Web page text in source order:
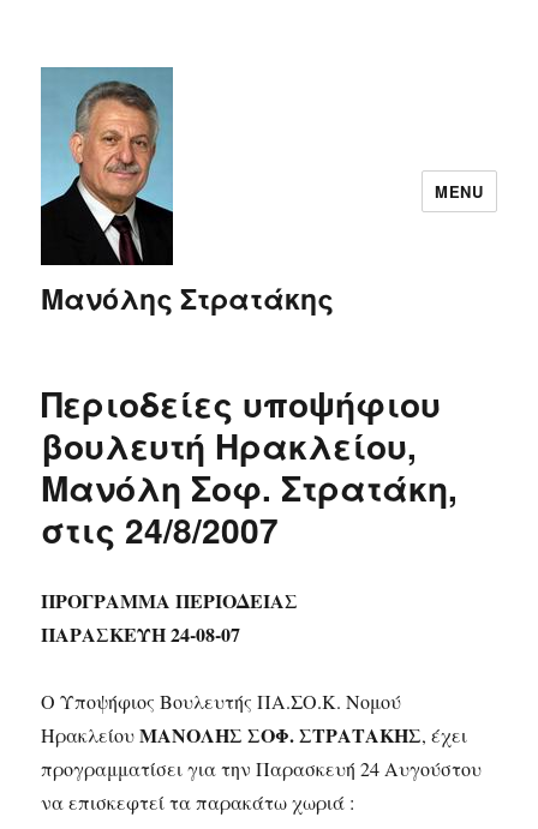
Μανόλης Στρατάκης
MENU
Περιοδείες υποψήφιου
βουλευτή Ηρακλείου,
Μανόλη Σοφ. Στρατάκη,
στις 24/8/2007
ΠΡΟΓΡΑΜΜΑ ΠΕΡΙΟΔΕΙΑΣ
ΠΑΡΑΣΚΕΥΗ 24-08-07
Ο Υποψήφιος Βουλευτής ΠΑ.ΣΟ.Κ. Νομού
ΗρακλείουΜΑΝΟΛΗΣ ΣΟΦ. ΣΤΡΑΤΑΚΗΣ, έχει
προγραμματίσει για την Παρασκευή 24 Αυγούστου
να επισκεφτεί τα παρακάτω χωριά :